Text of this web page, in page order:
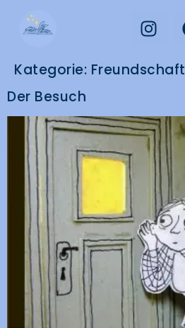
Kategorie: Freundschaft
Der Besuch